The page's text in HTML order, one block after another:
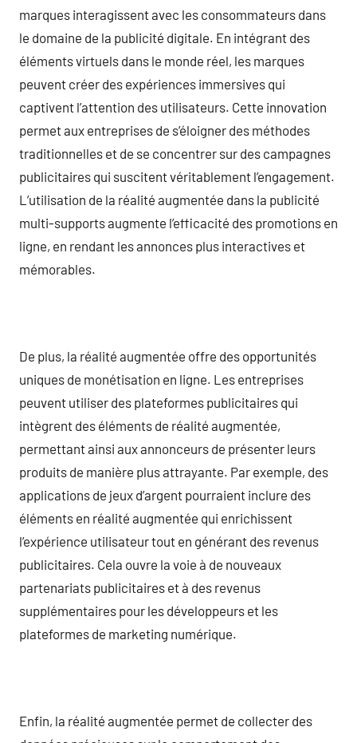
marques interagissent avec les consommateurs dans
le domaine de la publicité digitale. En intégrant des
éléments virtuels dans le monde réel, les marques
peuvent créer des expériences immersives qui
captivent l’attention des utilisateurs. Cette innovation
permet aux entreprises de s’éloigner des méthodes
traditionnelles et de se concentrer sur des campagnes
publicitaires qui suscitent véritablement l’engagement.
L’utilisation de la réalité augmentée dans la publicité
multi-supports augmente l’efficacité des promotions en
ligne, en rendant les annonces plus interactives et
mémorables.
De plus, la réalité augmentée offre des opportunités
uniques de monétisation en ligne. Les entreprises
peuvent utiliser des plateformes publicitaires qui
intègrent des éléments de réalité augmentée,
permettant ainsi aux annonceurs de présenter leurs
produits de manière plus attrayante. Par exemple, des
applications de jeux d’argent pourraient inclure des
éléments en réalité augmentée qui enrichissent
l’expérience utilisateur tout en générant des revenus
publicitaires. Cela ouvre la voie à de nouveaux
partenariats publicitaires et à des revenus
supplémentaires pour les développeurs et les
plateformes de marketing numérique.
Enfin, la réalité augmentée permet de collecter des